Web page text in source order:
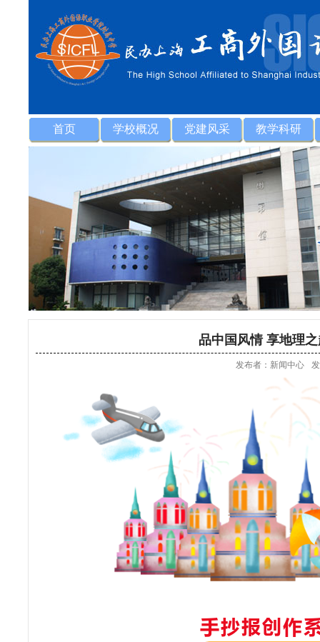
首页 学校概况 党建风采 教学科研
品中国风情 享地理
发布者：新闻中心